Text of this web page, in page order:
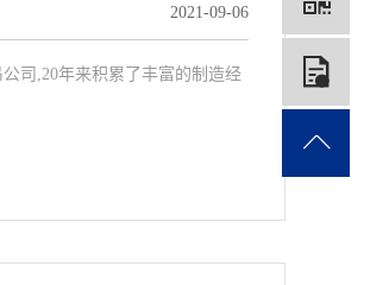
2021-09-06
司,20年来积累了丰富的制造经